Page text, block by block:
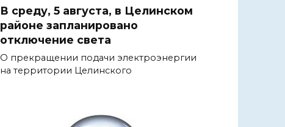
В среду, 5 августа, в Целинском
районе запланировано
отключение света
О прекращении подачи электроэнергии
на территории Целинского